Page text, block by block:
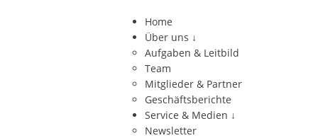
Home
Über uns ↓
Aufgaben & Leitbild
Team
Mitglieder & Partner
Geschäftsberichte
Service & Medien ↓
Newsletter